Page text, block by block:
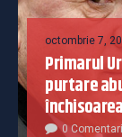
octombrie 7,
Primarul
purtare
0